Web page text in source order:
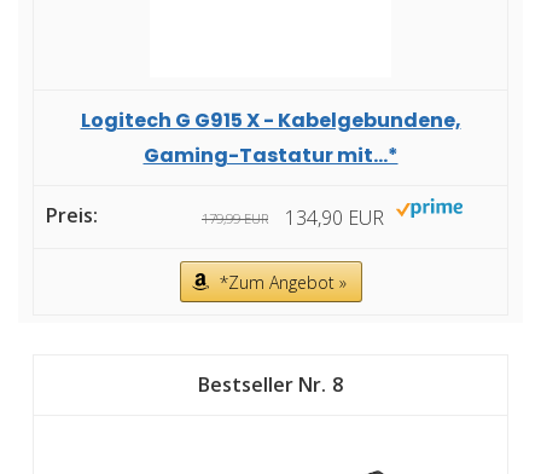
Logitech G G915 X - Kabelgebundene,
Gaming-Tastatur mit...*
179,99 EUR 134,90 EUR
*Zum Angebot »
8